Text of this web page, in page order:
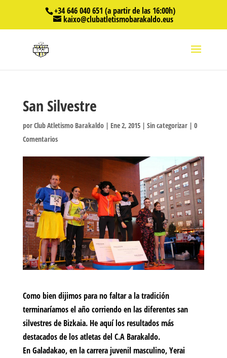
+34 646 040 651 (a partir de las 16:00h)
kaixo@clubatletismobarakaldo.eus
San Silvestre
porClub Atletismo Barakaldo| Ene 2, 2015| Sin categorizar| 0
Comentarios
Como bien dijimos para no faltar a la tradición
terminaríamos el año corriendo en las diferentes san
silvestres de Bizkaia. He aquí los resultados más
destacados de los atletas del C.A Barakaldo.
En Galadakao, en la carrera juvenil masculino, Yerai